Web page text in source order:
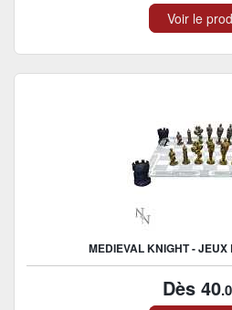
Voir le
MEDIEVAL KNIGHT -
Dès 40